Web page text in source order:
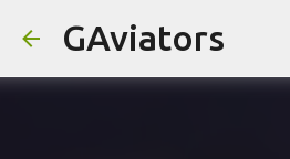
GAviators